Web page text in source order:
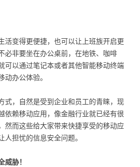
活变得更便捷，也可以让上班族开启更
必非要坐在办公桌前，在地铁、咖啡
可以通过笔记本或者其他智能移动终端
办公体验。
式，自然是受到企业和员工的青睐，现
依赖移动应用，像金融行业就已经有很
然而这些给大家带来快捷享受的移动应
担忧的信息安全问题。
胁！